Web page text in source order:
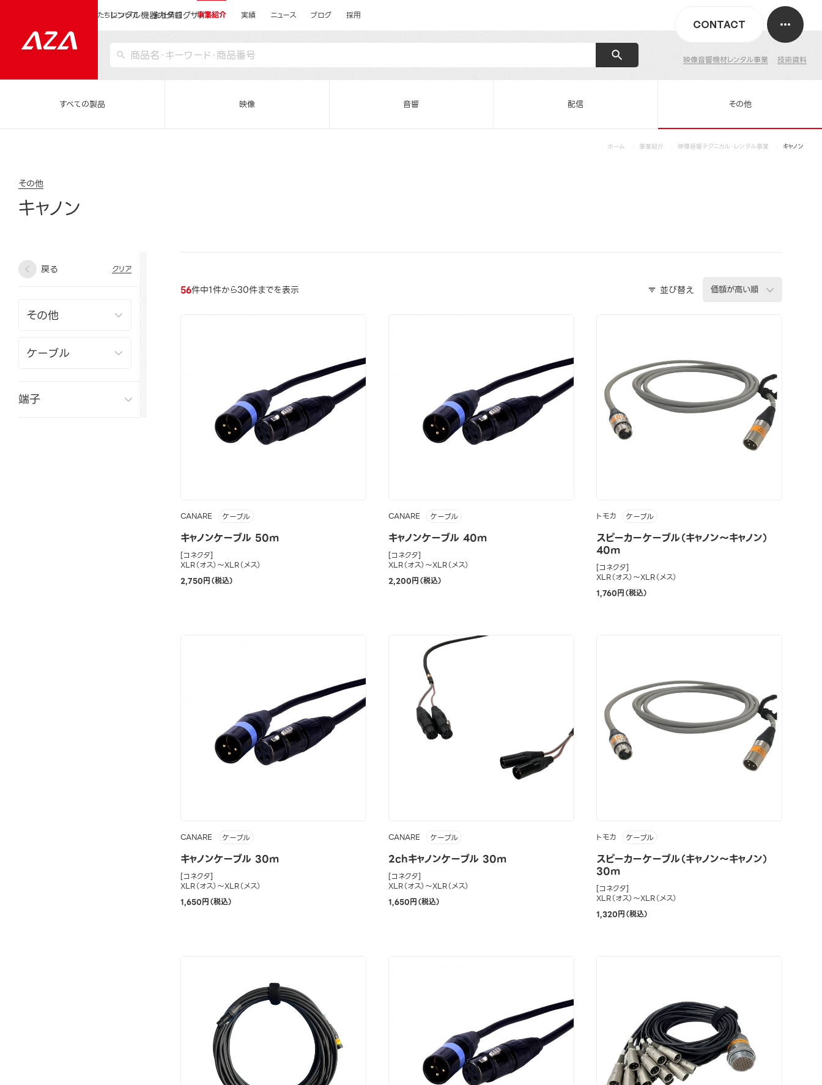
レンタル機器カタログサイト
映像音響機材レンタル事業 技術資料
CONTACT
私たちについて 会社情報 事業紹介 実績 ニュース ブログ 採用
すべての製品 映像 音響 配信 その他
ホーム 事業紹介 映像音響テクニカル・レンタル事業 キャノン
その他
キャノン
戻る クリア
端子
56件中1件から30件までを表示 並び替え
CANARE ケーブル
キャノンケーブル 50m
[コネクタ]
XLR（オス）～XLR（メス）
2,750円（税込）
CANARE ケーブル
キャノンケーブル 40m
[コネクタ]
XLR（オス）～XLR（メス）
2,200円（税込）
トモカ ケーブル
スピーカーケーブル（キャノン～キャノン）
40m
[コネクタ]
XLR（オス）～XLR（メス）
1,760円（税込）
CANARE ケーブル
キャノンケーブル 30m
[コネクタ]
XLR（オス）～XLR（メス）
1,650円（税込）
CANARE ケーブル
2chキャノンケーブル 30m
[コネクタ]
XLR（オス）～XLR（メス）
1,650円（税込）
トモカ ケーブル
スピーカーケーブル（キャノン～キャノン）
30m
[コネクタ]
XLR（オス）～XLR（メス）
1,320円（税込）